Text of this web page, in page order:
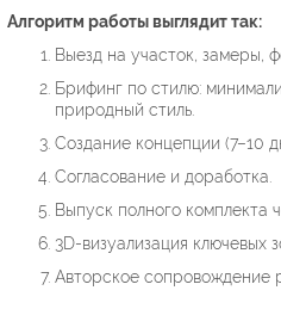
Алгоритм работы выглядит так:
Выезд на участок, замеры,
Брифинг по стилю:
природный стиль.
Создание концепции (7–10
Согласование и доработка.
Выпуск полного комплекта
3D-визуализация ключевых
Авторское сопровождение